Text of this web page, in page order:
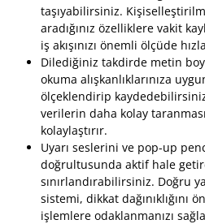
taşıyabilirsiniz.
aradığınız özelliklere vakit
iş akışınızı önemli ölçüde
Dilediğiniz takdirde metin
okuma alışkanlıklarınıza
ölçeklendirip
verilerin daha kolay
kolaylaştırır.
Uyarı seslerini ve pop-up
doğrultusunda aktif hale
sınırlandırabilirsiniz. Doğru
sistemi, dikkat dağınıklığını
işlemlere odaklanmanızı